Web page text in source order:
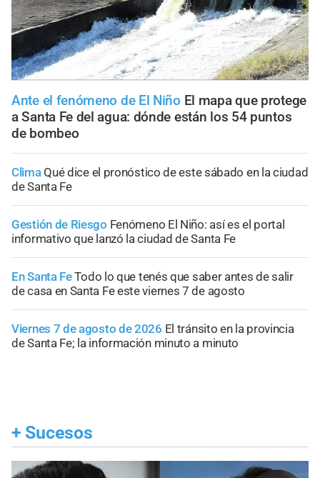
Ante el fenómeno de El Niño El mapa que protege
a Santa Fe del agua: dónde están los 54 puntos
de bombeo
Clima Qué dice el pronóstico de este sábado en la ciudad
de Santa Fe
Gestión de Riesgo Fenómeno El Niño: así es el portal
informativo que lanzó la ciudad de Santa Fe
En Santa FeTodo lo que tenés que saber antes de salir
de casa en Santa Fe este viernes 7 de agosto
Viernes 7 de agosto de 2026 El tránsito en la provincia
de Santa Fe; la información minuto a minuto
+ Sucesos